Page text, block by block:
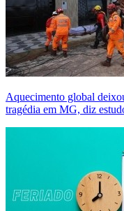
Aquecimento global
tragédia em MG, diz